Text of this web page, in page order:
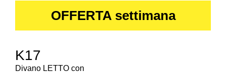
OFFERTA settimana
K17
Divano LETTO con